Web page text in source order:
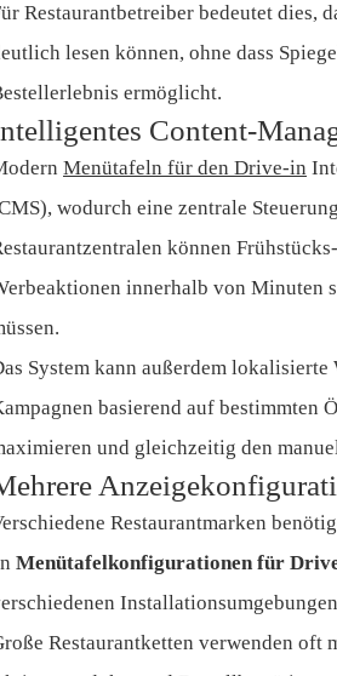
Restaurantbetreiber bedeutet dies,
lesen können, ohne dass
ermöglicht.
Content-
Menütafeln für den Drive-in
wodurch eine zentrale
können
innerhalb von Minuten
System kann außerdem
basierend auf
und gleichzeitig den
Restaurantmarken
Menütafelkonfigurationen für
Restaurantketten verwenden oft